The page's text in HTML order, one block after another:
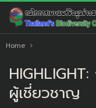
Home
ผู้เชี่ยวชาญ